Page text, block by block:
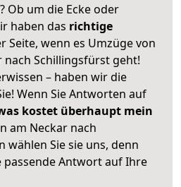
Ob um die Ecke oder
haben das richtige
Seite, wenn es Umzüge von
nach Schillingsfürst geht!
– haben wir die
Wenn Sie Antworten auf
kostet überhaupt mein
am Neckar nach
wählen Sie sie uns, denn
Antwort auf Ihre